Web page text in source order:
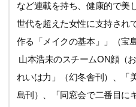
など連載を持ち、健康的で美
世代を超えた女性に支持され
作る「メイクの基本」」（宝
山本浩未のスチームON顔（
れいは力」（幻冬舎刊）、「
島刊）、「同窓会で二番目